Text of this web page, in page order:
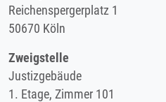
Reichenspergerplatz 1
50670 Köln
Zweigstelle
Justizgebäude
1. Etage, Zimmer 101